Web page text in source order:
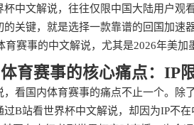
杯中文解说，往往仅限中国大陆用户观
的关键，就是选择一款靠谱的回国加
育赛事的中文解说，尤其是2026年美加
育赛事的核心痛点：IP
，看国内体育赛事的痛点不止一个。除
过B站看世界杯中文解说，却因为IP不